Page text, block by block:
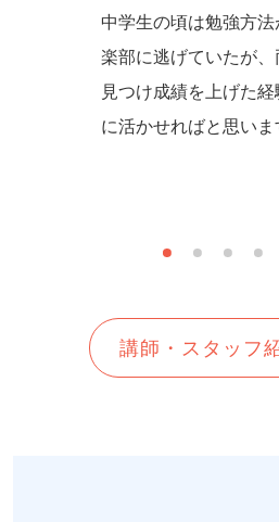
中学生の頃は勉強方
楽部に逃げていたが
見つけ成績を上げた
に活かせればと思いま
講師・スタッフ